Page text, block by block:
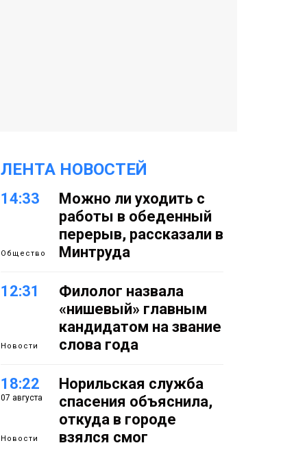
ЛЕНТА НОВОСТЕЙ
14:33
Общество
Можно ли уходить с
работы в обеденный
перерыв, рассказали в
Минтруда
12:31
Новости
Филолог назвала
«нишевый» главным
кандидатом на звание
слова года
18:22
07 августа
Новости
Норильская служба
спасения объяснила,
откуда в городе
взялся смог